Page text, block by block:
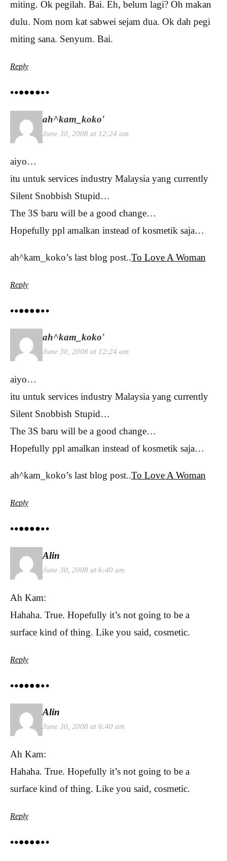
miting. Ok pegilah. Bai. Eh, belum lagi? Oh makan
dulu. Nom nom kat sabwei sejam dua. Ok dah pegi
miting sana. Senyum. Bai.
Reply
ah^kam_koko'
June 30, 2008 at 12:24 am
aiyo…
itu untuk services industry Malaysia yang currently
Silent Snobbish Stupid…
The 3S baru will be a good change…
Hopefully ppl amalkan instead of kosmetik saja…
ah^kam_koko’s last blog post..To Love A Woman
Reply
ah^kam_koko'
June 30, 2008 at 12:24 am
aiyo…
itu untuk services industry Malaysia yang currently
Silent Snobbish Stupid…
The 3S baru will be a good change…
Hopefully ppl amalkan instead of kosmetik saja…
ah^kam_koko’s last blog post..To Love A Woman
Reply
Alin
June 30, 2008 at 6:40 am
Ah Kam:
Hahaha. True. Hopefully it’s not going to be a
surface kind of thing. Like you said, cosmetic.
Reply
Alin
June 30, 2008 at 6:40 am
Ah Kam:
Hahaha. True. Hopefully it’s not going to be a
surface kind of thing. Like you said, cosmetic.
Reply